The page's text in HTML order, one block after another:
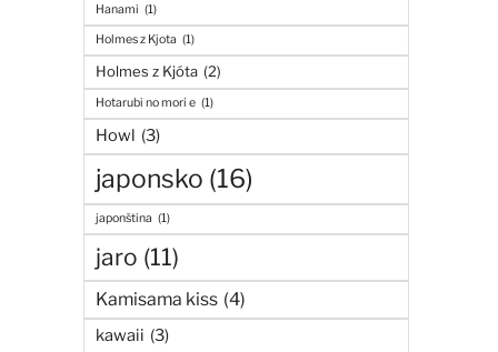
Hanami (1)
Holmes z Kjota (1)
Holmes z Kjóta (2)
Hotarubi no mori e (1)
Howl (3)
japonsko (16)
japonština (1)
jaro (11)
Kamisama kiss (4)
kawaii (3)